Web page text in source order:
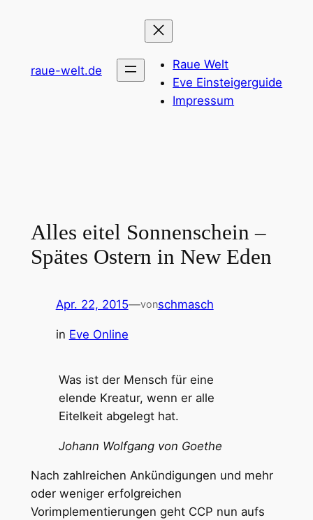
raue-welt.de
Raue Welt
Eve Einsteigerguide
Impressum
Alles eitel Sonnenschein –
Spätes Ostern in New Eden
Apr. 22, 2015—vonschmasch
in Eve Online
Was ist der Mensch für eine
elende Kreatur, wenn er alle
Eitelkeit abgelegt hat.
Johann Wolfgang von Goethe
Nach zahlreichen Ankündigungen und mehr
oder weniger erfolgreichen
Vorimplementierungen geht CCP nun aufs